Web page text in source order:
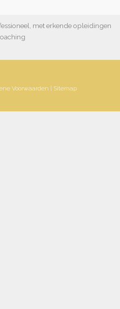
met erkende opleidingen
Voorwaarden Sitemap